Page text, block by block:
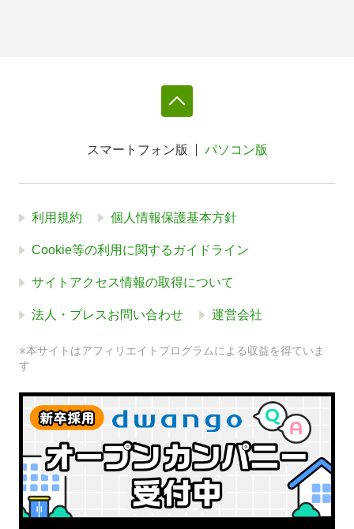
スマートフォン版 パソコン版
利用規約 個人情報保護基本方針
Cookie等の利用に関するガイドライン
サイトアクセス情報の取得について
法人・プレスお問い合わせ 運営会社
※本サイトはアフィリエイトプログラムによる収益を得ていま
す